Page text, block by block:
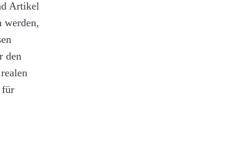
teilen
die fünf
über
Brücke
Artikel
werden,
den
für